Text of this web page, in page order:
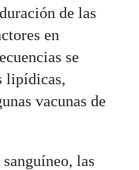
de las
en
se
lipídicas,
vacunas de
las